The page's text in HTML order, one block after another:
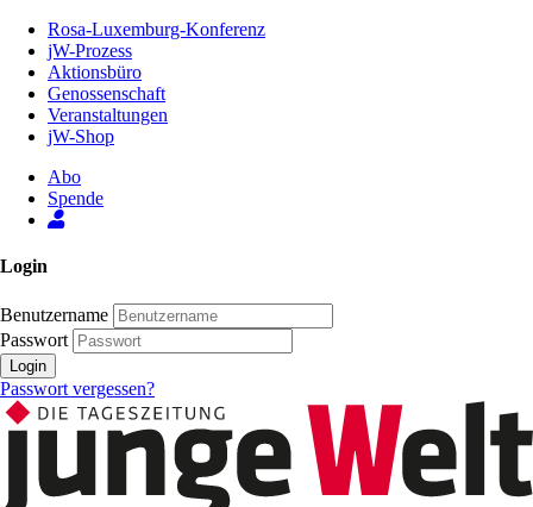
Inhalt
Seite
Rosa-Luxemburg-Konferenz
jW-Prozess
Aktionsbüro
Genossenschaft
Veranstaltungen
jW-Shop
Abo
Spende
Login
Benutzername
Passwort
Login
Passwort vergessen?